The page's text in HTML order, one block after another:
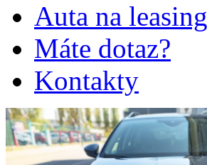
Auta na leasing
Máte dotaz?
Kontakty